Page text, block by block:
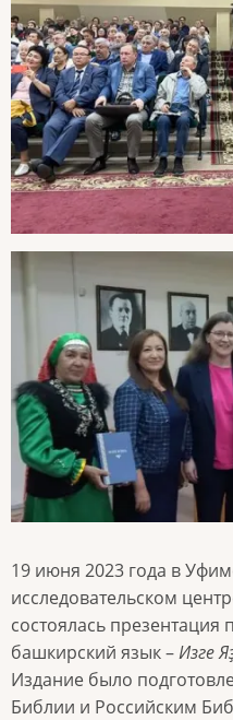
19 июня 2023 года в
исследовательском
состоялась
башкирский язык –Изге
Издание было
Библии и Российским